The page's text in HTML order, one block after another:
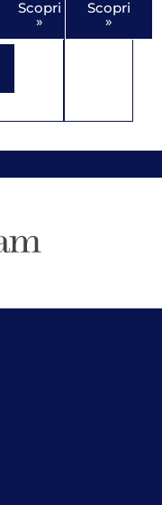
Scopri
»
Scopri
»